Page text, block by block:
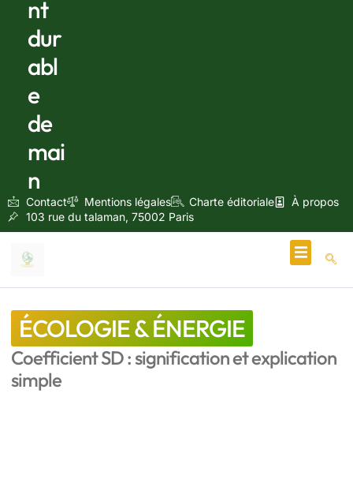
nt
dur
abl
e
de
mai
n
Contact Mentions légales Charte éditoriale
À propos
103 rue du talaman, 75002 Paris
ÉCOLOGIE & ÉNERGIE
Coefficient SD : signification et explication
simple